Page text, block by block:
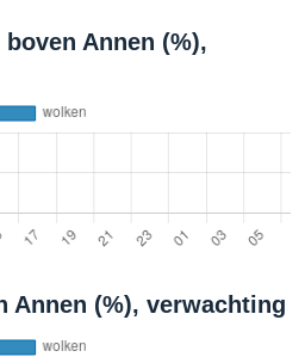
Annen (%),
Annen (%), verwachting